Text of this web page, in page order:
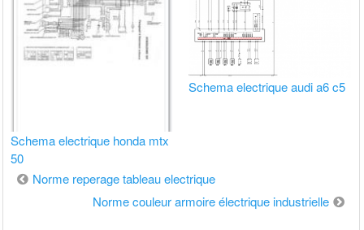
Schema electrique honda mtx
50
Schema electrique audi a6 c5
Navigation
Norme reperage tableau electrique
Norme couleur armoire électrique industrielle